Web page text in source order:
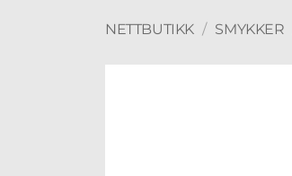
NETTBUTIKK / SMYKKER